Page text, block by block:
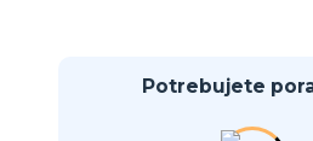
Potrebujete